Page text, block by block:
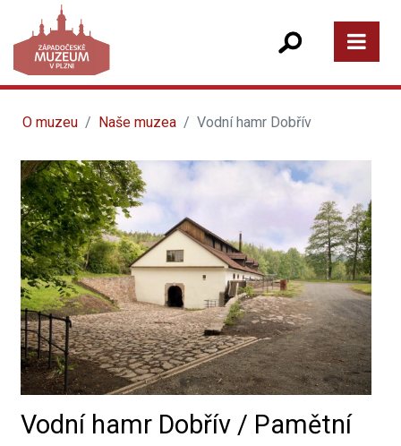
O muzeu Naše muzea Vodní hamr Dobřív
Vodní hamr Dobřív / Pamětní